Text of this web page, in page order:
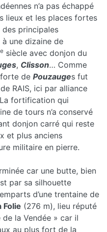
n’a pas échappé
lieux et les places fortes
principales
à une dizaine de
e siècle avec donjon du
, Clisson… Comme
de Pouzauges fut
RAIS, ici par alliance
fortification qui
de tours n’a conservé
donjon carré qui reste
et plus anciens
militaire en pierre.
car une butte, bien
par sa silhouette
d’une trentaine de
Folie (276 m), lieu réputé
la Vendée » car il
au plus fort de la